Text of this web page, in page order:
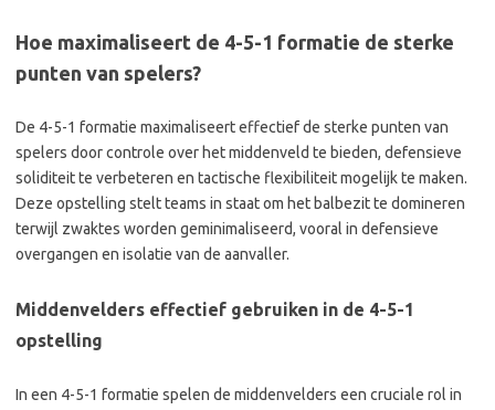
Hoe maximaliseert de 4-5-1 formatie de sterke
punten van spelers?
De 4-5-1 formatie maximaliseert effectief de sterke punten van
spelers door controle over het middenveld te bieden, defensieve
soliditeit te verbeteren en tactische flexibiliteit mogelijk te maken.
Deze opstelling stelt teams in staat om het balbezit te domineren
terwijl zwaktes worden geminimaliseerd, vooral in defensieve
overgangen en isolatie van de aanvaller.
Middenvelders effectief gebruiken in de 4-5-1
opstelling
In een 4-5-1 formatie spelen de middenvelders een cruciale rol in